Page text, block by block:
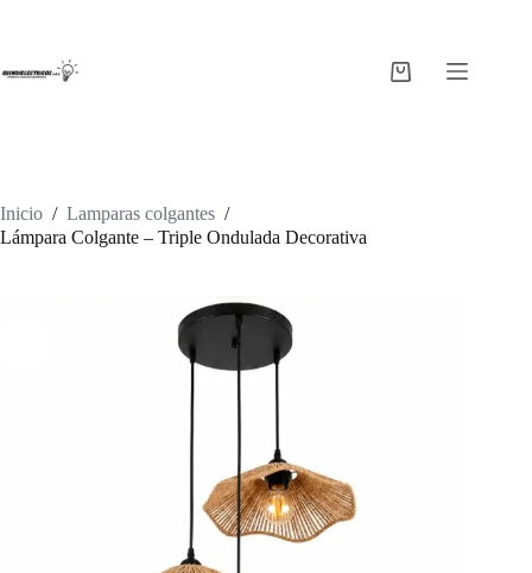
Carro
Inicio / Lamparas colgantes /
Lámpara Colgante – Triple Ondulada Decorativa